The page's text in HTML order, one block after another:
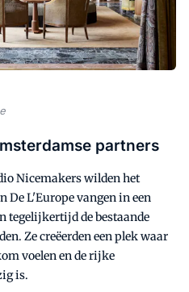
partners
Nicemakers wilden het
De L'Europe vangen in een
tegelijkertijd de bestaande
Ze creëerden een plek waar
voelen en de rijke
is.